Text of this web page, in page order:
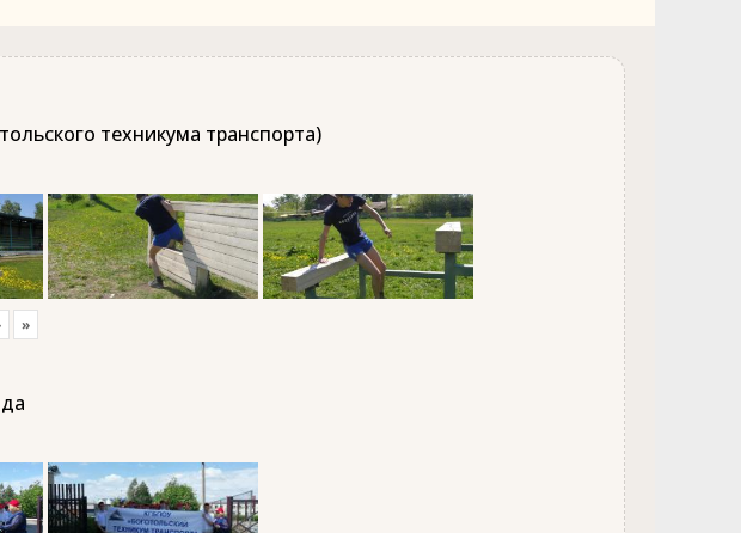
техникума транспорта)
»